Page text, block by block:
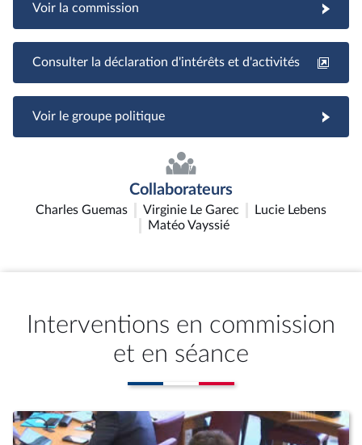
Voir la commission
Consulter la déclaration d'intérêts et d'activités
Voir le groupe politique
Collaborateurs
Charles Guemas Virginie Le Garec
Lucie Lebens
Matéo Vayssié
Interventions en commission
et en séance